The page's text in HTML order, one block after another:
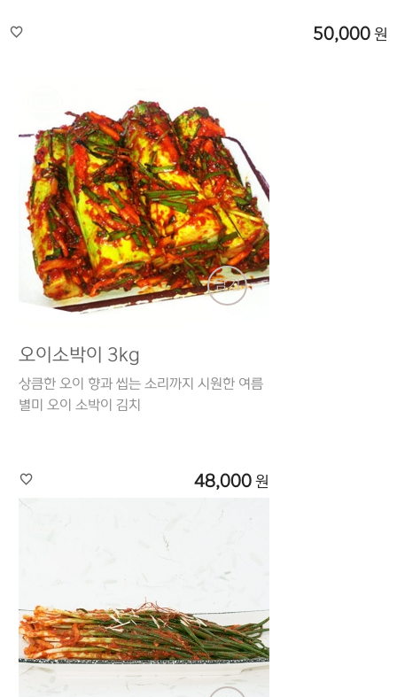
50,000 원
담기
오이소박이 3kg
상큼한 오이 향과 씹는 소리까지 시원한 여름
별미 오이 소박이 김치
48,000 원